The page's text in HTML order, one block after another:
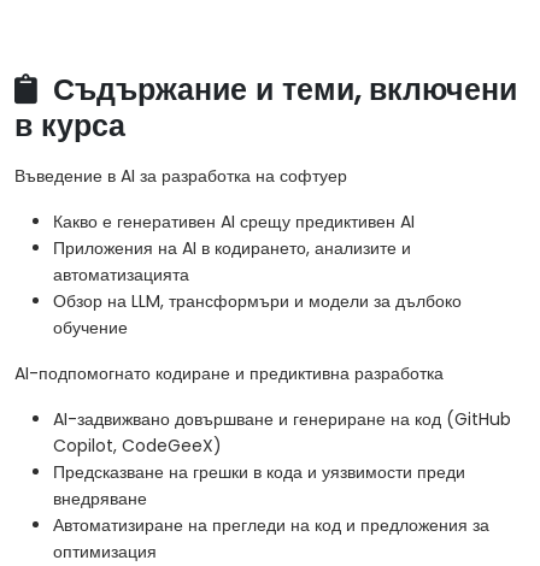
Съдържание и теми, включени
в курса
Въведение в AI за разработка на софтуер
Какво е генеративен AI срещу предиктивен AI
Приложения на AI в кодирането, анализите и
автоматизацията
Обзор на LLM, трансформъри и модели за дълбоко
обучение
AI-подпомогнато кодиране и предиктивна разработка
AI-задвижвано довършване и генериране на код (GitHub
Copilot, CodeGeeX)
Предсказване на грешки в кода и уязвимости преди
внедряване
Автоматизиране на прегледи на код и предложения за
оптимизация